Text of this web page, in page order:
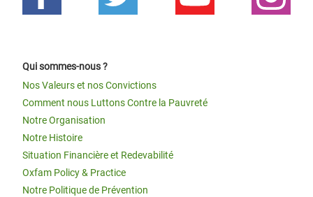
Qui sommes-nous ?
Nos Valeurs et nos Convictions
Comment nous Luttons Contre la Pauvreté
Notre Organisation
Notre Histoire
Situation Financière et Redevabilité
Oxfam Policy & Practice
Notre Politique de Prévention